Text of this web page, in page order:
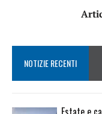
NOTIZIE RECENTI